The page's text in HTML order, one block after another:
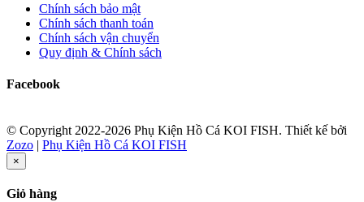
Chính sách bảo mật
Chính sách thanh toán
Chính sách vận chuyển
Quy định & Chính sách
Facebook
© Copyright 2022-2026 Phụ Kiện Hồ Cá KOI FISH. Thiết kế bởi
Zozo | Phụ Kiện Hồ Cá KOI FISH
×
Giỏ hàng